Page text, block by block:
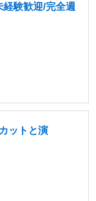
経験歓迎/完全週
ットと演